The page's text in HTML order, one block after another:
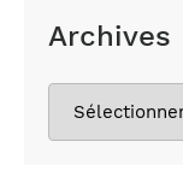
Archives